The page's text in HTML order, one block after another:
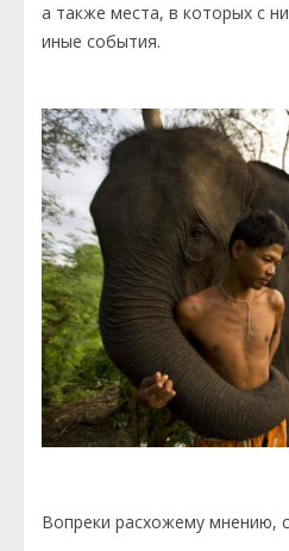
а также места, в которых с
иные события.
Вопреки расхожему мнению,